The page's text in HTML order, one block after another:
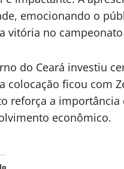
emocionando o
vitória no
do Ceará investiu
colocação ficou com
reforça a
econômico.